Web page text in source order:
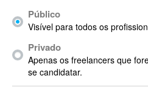
Acrobat X
ACT
Actian
Actimize
Público
Visível para todos os
Privado
Apenas os freelancers que
se candidatar.